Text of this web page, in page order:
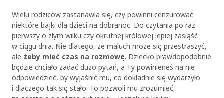
Wielu rodziców zastanawia się, czy powinni cenzurować
niektóre bajki dla dzieci na dobranoc. Do czytania po raz
pierwszy o złym wilku czy okrutnej królowej lepiej zasiąść
w ciągu dnia. Nie dlatego, że maluch może się przestraszyć,
ale żeby mieć czas na rozmowę. Dziecko prawdopodobnie
będzie chciało zadać dużo pytań, a Ty powinieneś na nie
odpowiedzieć, by wyjaśnić mu, co dokładnie się wydarzyło
i dlaczego tak się stało. To pozwoli mu zrozumieć,